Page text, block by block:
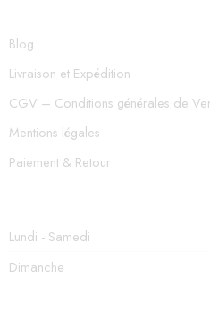
Blog
Livraison et Expédition
CGV – Conditions générales de
Mentions légales
Paiement & Retour
Lundi - Samedi
Dimanche